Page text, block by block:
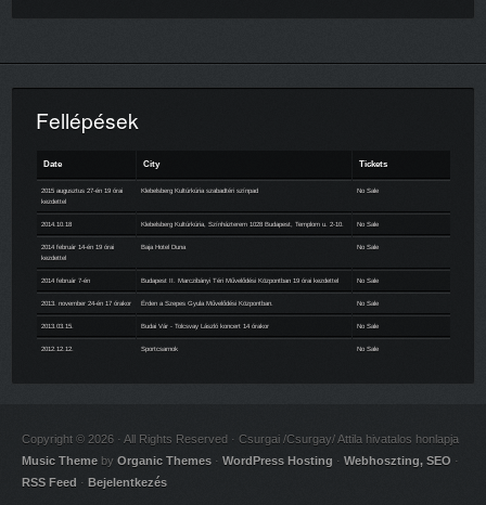
Fellépések
Date City Tickets
2015 augusztus 27-én 19 órai
kezdettel
Klebelsberg Kultúrkúria szabadtéri színpad No Sale
2014.10.18 Klebelsberg Kultúrkúria, Színházterem 1028 Budapest, Templom u. 2-10. No Sale
2014 február 14-én 19 órai
kezdettel
Baja Hotel Duna No Sale
2014 február 7-én Budapest II. Marczibányi Téri Művelődési Központban 19 órai kezdettel No Sale
2013. november 24-én 17 órakor Érden a Szepes Gyula Művelődési Központban. No Sale
2013.03.15. Budai Vár - Tolcsvay László koncert 14 órakor No Sale
2012.12.12. Sportcsarnok No Sale
Copyright © 2026 · All Rights Reserved · Csurgai /Csurgay/ Attila hivatalos honlapja
Music Theme by Organic Themes · WordPress Hosting · Webhoszting, SEO ·
RSS Feed · Bejelentkezés